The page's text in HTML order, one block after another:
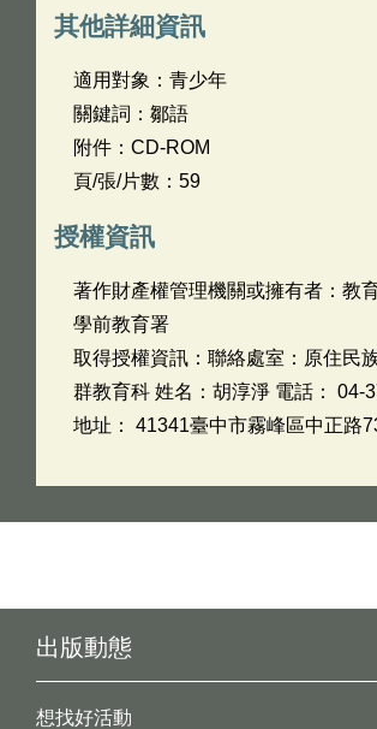
其他詳細資訊
適用對象：青少年
關鍵詞：鄒語
附件：CD-ROM
頁/張/片數：59
授權資訊
著作財產權管理機關或擁有者：教
學前教育署
取得授權資訊：聯絡處室：原住民
群教育科 姓名：胡淳淨 電話： 04-
地址： 41341臺中市霧峰區中正路
出版動態
想找好活動